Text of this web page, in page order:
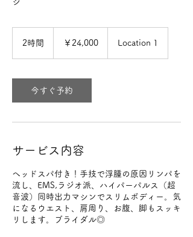
ジ
2時間 ￥24,000 Location 1
今すぐ予約
サービス内容
ヘッドスパ付き！手技で浮腫の原因リンパを
流し、EMS,ラジオ派、ハイパーパルス（超
音波）同時出力マシンでスリムボディー。気
になるウエスト、肩周り、お腹、脚もスッキ
リします。ブライダル◎